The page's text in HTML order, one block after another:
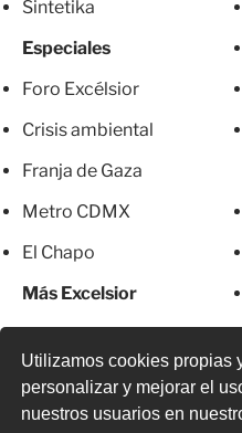
Utilizamos cookies propias
personalizar y mejorar el
nuestros usuarios en
Sintetika
Especiales
Foro Excélsior
Crisis ambiental
Franja de Gaza
Metro CDMX
El Chapo
Más Excelsior
Mujeres
© 2026 Todos los derechos
o parcial, incluyendo